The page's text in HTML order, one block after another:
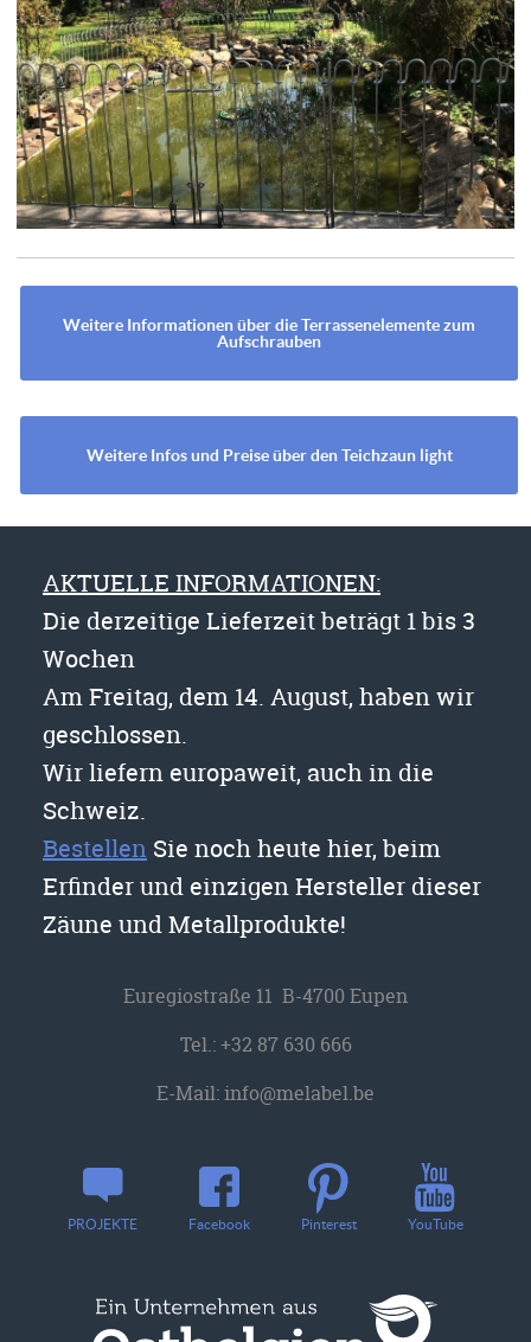
Weitere Informationen über die Terrassenelemente zum
Aufschrauben
Weitere Infos und Preise über den Teichzaun light
AKTUELLE INFORMATIONEN:
Die derzeitige Lieferzeit beträgt 1 bis 3
Wochen
Am Freitag, dem 14. August, haben wir
geschlossen.
Wir liefern europaweit, auch in die
Schweiz.
Bestellen Sie noch heute hier, beim
Erfinder und einzigen Hersteller dieser
Zäune und Metallprodukte!
Euregiostraße 11 B-4700 Eupen
Tel.:+32 87 630 666
E-Mail:info@melabel.be
PROJEKTE Facebook Pinterest YouTube